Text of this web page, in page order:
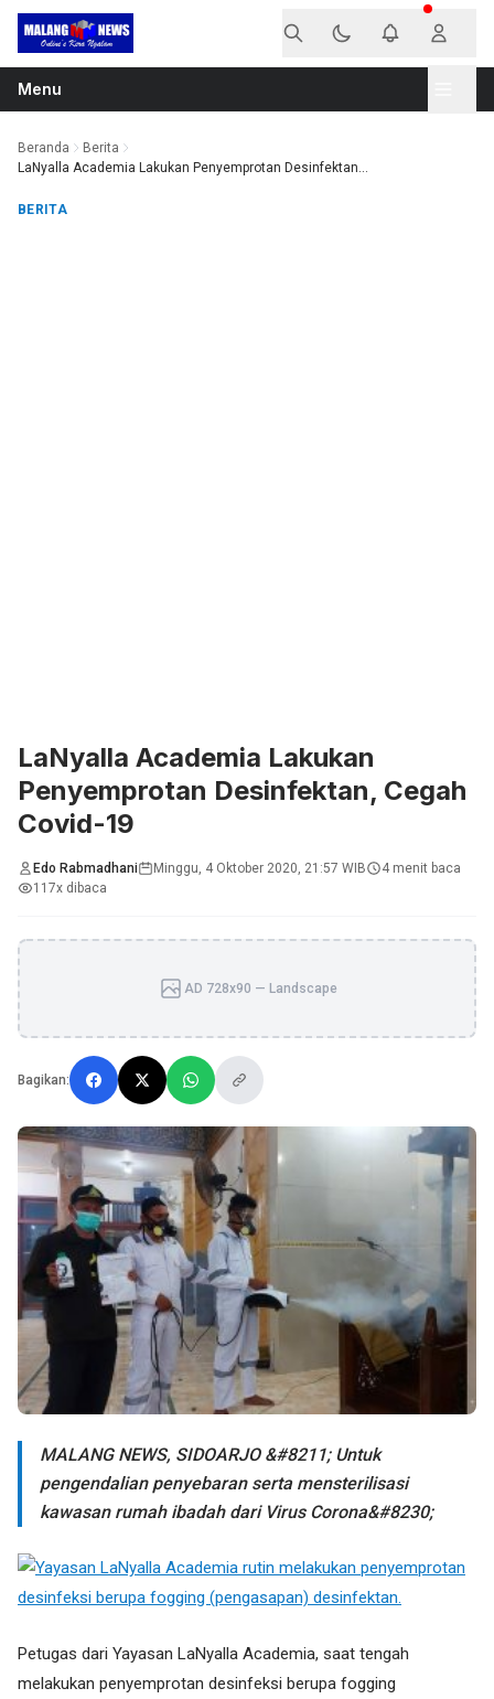
Langsung ke konten
Menu
Beranda
Berita
LaNyalla Academia Lakukan Penyemprotan Desinfektan...
BERITA
LaNyalla Academia Lakukan
Penyemprotan Desinfektan, Cegah
Covid-19
Edo Rabmadhani Minggu, 4 Oktober 2020, 21:57 WIB
4 menit baca
117x dibaca
AD 728x90 — Landscape
Bagikan:
MALANG NEWS, SIDOARJO &#8211; Untuk
pengendalian penyebaran serta mensterilisasi
kawasan rumah ibadah dari Virus Corona&#8230;
Petugas dari Yayasan LaNyalla Academia, saat tengah
melakukan penyemprotan desinfeksi berupa fogging